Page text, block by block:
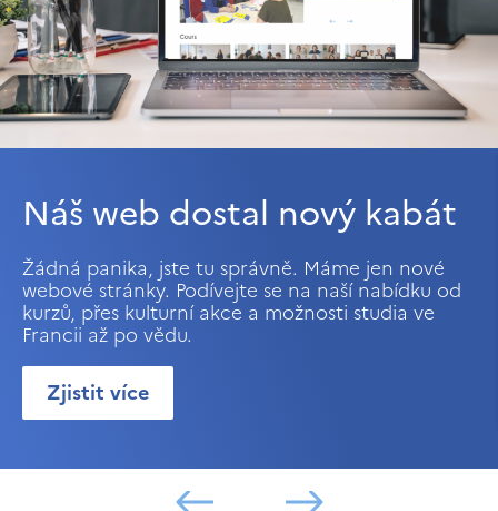
Náš web dostal nový kabát
Žádná panika, jste tu správně. Máme jen nové
webové stránky. Podívejte se na naší nabídku od
kurzů, přes kulturní akce a možnosti studia ve
Francii až po vědu.
Zjistit více